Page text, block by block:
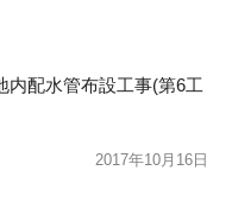
内配水管布設工事(第6工
2017年10月16日